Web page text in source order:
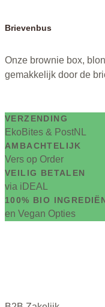
Brievenbus
Onze brownie box,
gemakkelijk door de
VERZENDING
EkoBites & PostNL
AMBACHTELIJK
Vers op Order
VEILIG BETALEN
via iDEAL
100% BIO
en Vegan Opties